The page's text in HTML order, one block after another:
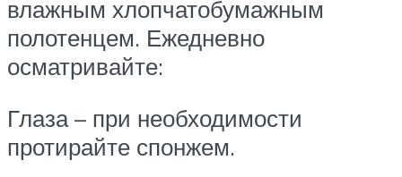
влажным хлопчатобумажным
полотенцем. Ежедневно
осматривайте:
Глаза – при необходимости
протирайте спонжем.